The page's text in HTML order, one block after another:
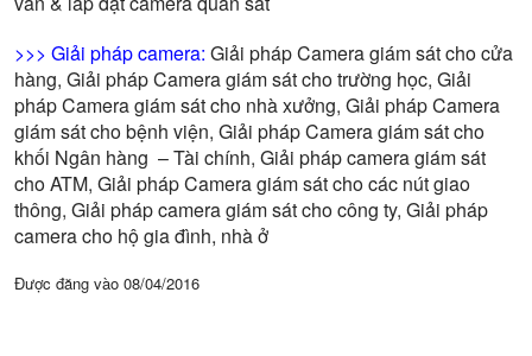
>>> Giải pháp camera: Giải pháp Camera giám sát cho cửa
hàng, Giải pháp Camera giám sát cho trường học, Giải
pháp Camera giám sát cho nhà xưởng, Giải pháp Camera
giám sát cho bệnh viện, Giải pháp Camera giám sát cho
khối Ngân hàng – Tài chính, Giải pháp camera giám sát
cho ATM, Giải pháp Camera giám sát cho các nút giao
thông, Giải pháp camera giám sát cho công ty, Giải pháp
camera cho hộ gia đình, nhà ở
Được đăng vào 08/04/2016